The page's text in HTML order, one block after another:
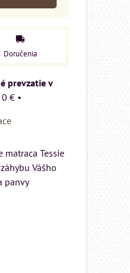
Doručenia
prevzatie v
0 € •
Tessie
Vášho
panvy